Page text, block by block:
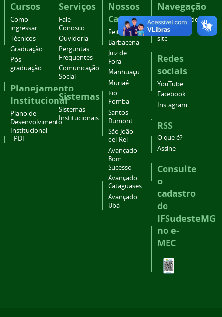
Cursos
Como
ingressar
Técnicos
Graduação
Pós-
graduação
Planejamento
Institucional
Plano de
Desenvolvimento
Institucional
- PDI
Serviços
Fale
Conosco
Ouvidoria
Perguntas
Frequentes
Comunicação
Social
Sistemas
Sistemas
Institucionais
Nossos
Campi
Reitoria
Barbacena
Juiz de
Fora
Manhuaçu
Muriaé
Rio
Pomba
Santos
Dumont
São João
del-Rei
Avançado
Bom
Sucesso
Avançado
Cataguases
Avançado
Ubá
Navegação
Acessibilidade
Mapa do
site
Redes
sociais
YouTube
Facebook
Instagram
RSS
O que é?
Assine
Consulte
o
cadastro
do
IFSudesteMG
no e-
MEC